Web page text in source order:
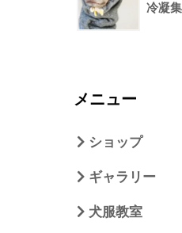
冷凝
メニュー
ショップ
ギャラリー
犬服教室